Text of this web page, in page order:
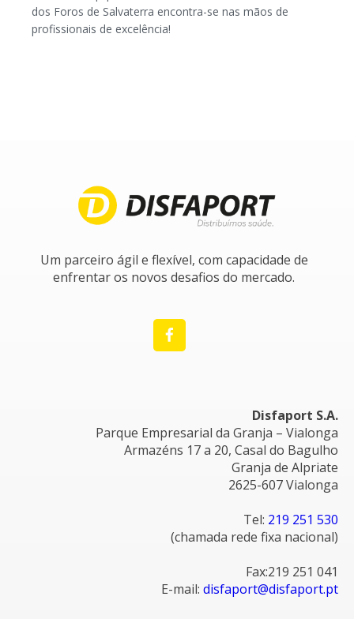
dos Foros de Salvaterra encontra-se nas mãos de
profissionais de excelência!
Um parceiro ágil e flexível, com capacidade de
enfrentar os novos desafios do mercado.
Disfaport S.A.
Parque Empresarial da Granja – Vialonga
Armazéns 17 a 20, Casal do Bagulho
Granja de Alpriate
2625-607 Vialonga
Tel: 219 251 530
(chamada rede fixa nacional)
Fax:219 251 041
E-mail: disfaport@disfaport.pt